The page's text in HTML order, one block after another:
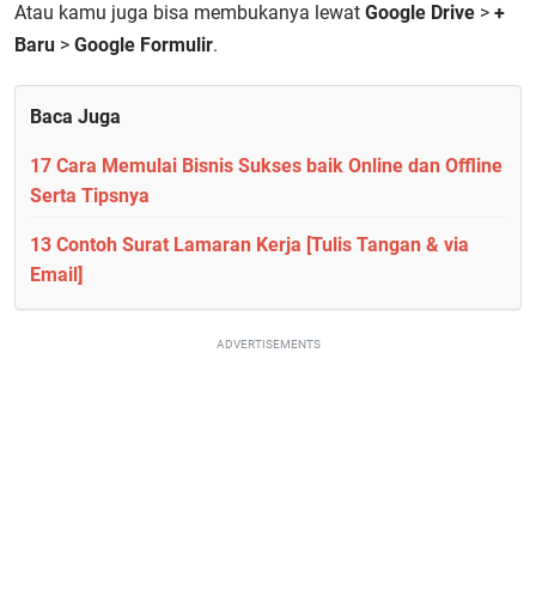
Atau kamu juga bisa membukanya lewat Google Drive > +
Baru > Google Formulir.
Baca Juga
17 Cara Memulai Bisnis Sukses baik Online dan Offline
Serta Tipsnya
13 Contoh Surat Lamaran Kerja [Tulis Tangan & via
Email]
ADVERTISEMENTS